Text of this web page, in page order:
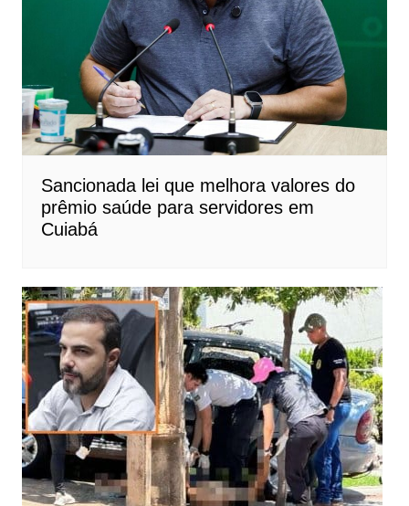
Sancionada lei que melhora valores do
prêmio saúde para servidores em
Cuiabá